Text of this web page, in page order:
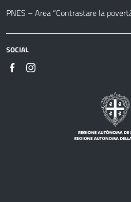
PNES – Area “Contrastare la
SOCIAL